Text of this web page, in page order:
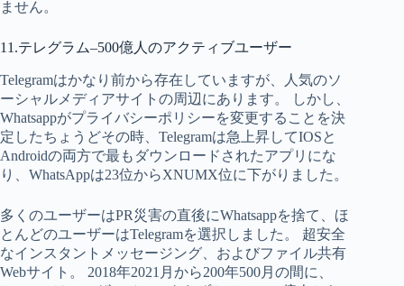
ません。
11.テレグラム–500億人のアクティブユーザー
Telegramはかなり前から存在していますが、人気のソ
ーシャルメディアサイトの周辺にあります。 しかし、
Whatsappがプライバシーポリシーを変更することを決
定したちょうどその時、Telegramは急上昇してIOSと
Androidの両方で最もダウンロードされたアプリにな
り、WhatsAppは23位からXNUMX位に下がりました。
多くのユーザーはPR災害の直後にWhatsappを捨て、ほ
とんどのユーザーはTelegramを選択しました。 超安全
なインスタントメッセージング、およびファイル共有
Webサイト。 2018年2021月から200年500月の間に、